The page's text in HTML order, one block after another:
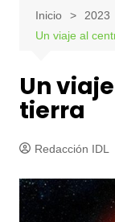
Inicio 2023
Un viaje al
Un
tierra
Redacción IDL